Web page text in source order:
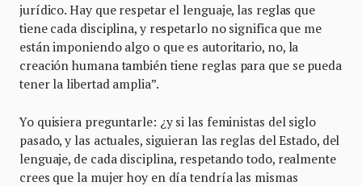
jurídico. Hay que respetar el lenguaje, las reglas que
tiene cada disciplina, y respetarlo no significa que me
están imponiendo algo o que es autoritario, no, la
creación humana también tiene reglas para que se pueda
tener la libertad amplia”.
Yo quisiera preguntarle: ¿y si las feministas del siglo
pasado, y las actuales, siguieran las reglas del Estado, del
lenguaje, de cada disciplina, respetando todo, realmente
crees que la mujer hoy en día tendría las mismas